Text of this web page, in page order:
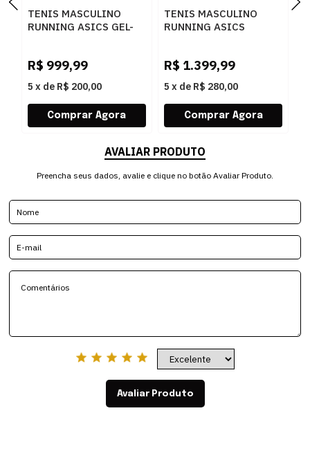
TENIS MASCULINO
RUNNING ASICS GEL-
R$ 999,99
5 x de R$ 200,00
TENIS MASCULINO
RUNNING ASICS
R$ 1.399,99
5 x de R$ 280,00
AVALIAR PRODUTO
Preencha seus dados, avalie e clique no botão Avaliar Produto.
Avaliar Produto